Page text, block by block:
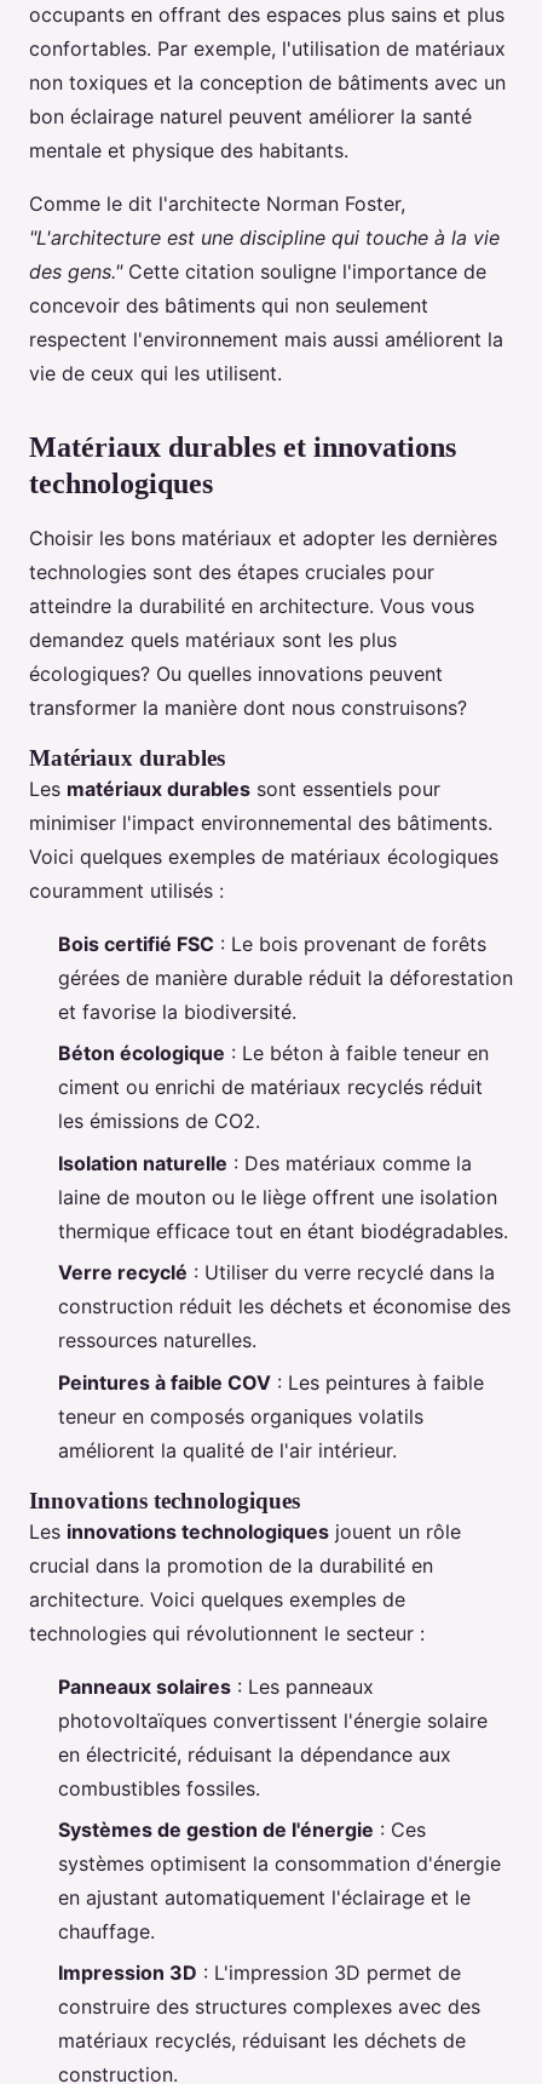
occupants en offrant des espaces plus sains et plus
confortables. Par exemple, l'utilisation de matériaux
non toxiques et la conception de bâtiments avec un
bon éclairage naturel peuvent améliorer la santé
mentale et physique des habitants.
Comme le dit l'architecte Norman Foster,
"L'architecture est une discipline qui touche à la vie
des gens."Cette citation souligne l'importance de
concevoir des bâtiments qui non seulement
respectent l'environnement mais aussi améliorent la
vie de ceux qui les utilisent.
Matériaux durables et innovations
technologiques
Choisir les bons matériaux et adopter les dernières
technologies sont des étapes cruciales pour
atteindre la durabilité en architecture. Vous vous
demandez quels matériaux sont les plus
écologiques? Ou quelles innovations peuvent
transformer la manière dont nous construisons?
Matériaux durables
Les matériaux durables sont essentiels pour
minimiser l'impact environnemental des bâtiments.
Voici quelques exemples de matériaux écologiques
couramment utilisés :
Bois certifié FSC : Le bois provenant de forêts
gérées de manière durable réduit la déforestation
et favorise la biodiversité.
Béton écologique : Le béton à faible teneur en
ciment ou enrichi de matériaux recyclés réduit
les émissions de CO2.
Isolation naturelle : Des matériaux comme la
laine de mouton ou le liège offrent une isolation
thermique efficace tout en étant biodégradables.
Verre recyclé : Utiliser du verre recyclé dans la
construction réduit les déchets et économise des
ressources naturelles.
Peintures à faible COV : Les peintures à faible
teneur en composés organiques volatils
améliorent la qualité de l'air intérieur.
Innovations technologiques
Les innovations technologiques jouent un rôle
crucial dans la promotion de la durabilité en
architecture. Voici quelques exemples de
technologies qui révolutionnent le secteur :
Panneaux solaires : Les panneaux
photovoltaïques convertissent l'énergie solaire
en électricité, réduisant la dépendance aux
combustibles fossiles.
Systèmes de gestion de l'énergie : Ces
systèmes optimisent la consommation d'énergie
en ajustant automatiquement l'éclairage et le
chauffage.
Impression 3D : L'impression 3D permet de
construire des structures complexes avec des
matériaux recyclés, réduisant les déchets de
construction.